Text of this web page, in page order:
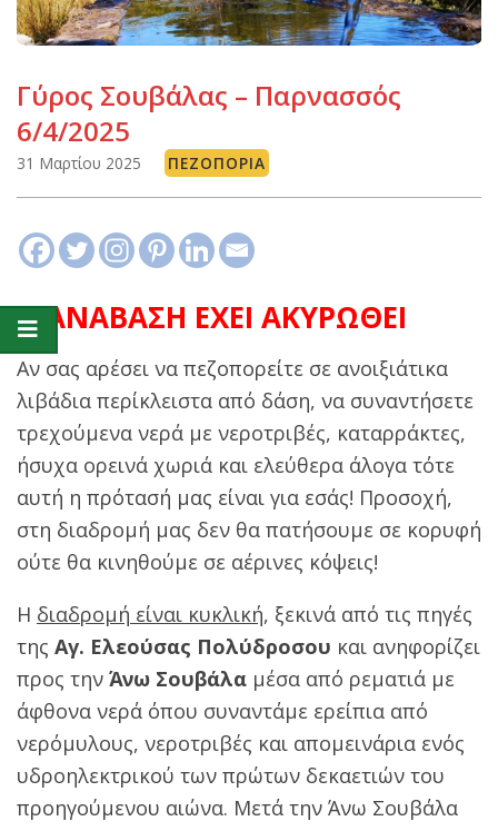
Γύρος Σουβάλας – Παρνασσός
6/4/2025
31 Μαρτίου 2025 ΠΕΖΟΠΟΡΊΑ
Η ΑΝΑΒΑΣΗ ΕΧΕΙ ΑΚΥΡΩΘΕΙ
Aν σας αρέσει να πεζοπορείτε σε ανοιξιάτικα
λιβάδια περίκλειστα από δάση, να συναντήσετε
τρεχούμενα νερά με νεροτριβές, καταρράκτες,
ήσυχα ορεινά χωριά και ελεύθερα άλογα τότε
αυτή η πρότασή μας είναι για εσάς! Προσοχή,
στη διαδρομή μας δεν θα πατήσουμε σε κορυφή
ούτε θα κινηθούμε σε αέρινες κόψεις!
Η διαδρομή είναι κυκλική, ξεκινά από τις πηγές
της Αγ. Ελεούσας Πολύδροσου και ανηφορίζει
προς την Άνω Σουβάλα μέσα από ρεματιά με
άφθονα νερά όπου συναντάμε ερείπια από
νερόμυλους, νεροτριβές και απομεινάρια ενός
υδροηλεκτρικού των πρώτων δεκαετιών του
προηγούμενου αιώνα. Μετά την Άνω Σουβάλα